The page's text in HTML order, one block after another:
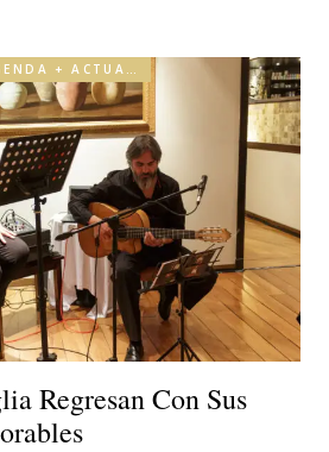
Regresan Con Sus